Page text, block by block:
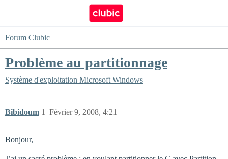
Forum Clubic
Problème au partitionnage
Système d'exploitation Microsoft Windows
Bibidoum Février 9, 2008, 4:21
1
Bonjour,